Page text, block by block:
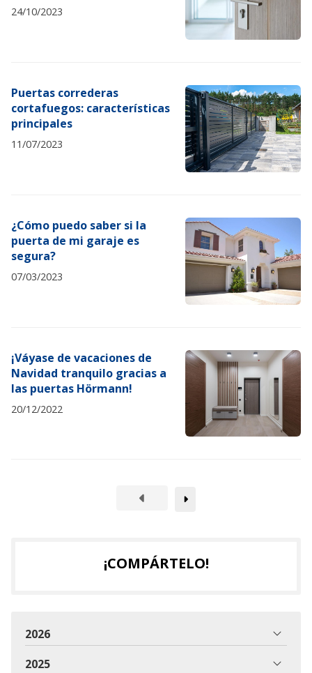
24/10/2023
Puertas correderas
cortafuegos: características
principales
11/07/2023
¿Cómo puedo saber si la
puerta de mi garaje es
segura?
07/03/2023
¡Váyase de vacaciones de
Navidad tranquilo gracias a
las puertas Hörmann!
20/12/2022
¡COMPÁRTELO!
2026
2025